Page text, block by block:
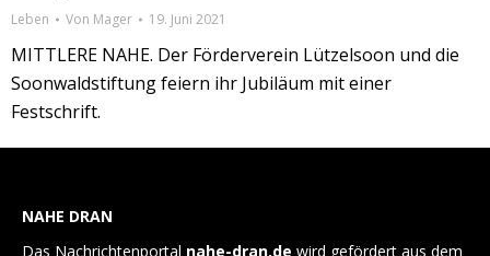
Leben Von Mager 19. Juni 2021
MITTLERE NAHE. Der Förderverein Lützelsoon und die
Soonwaldstiftung feiern ihr Jubiläum mit einer
Festschrift.
NAHE DRAN
Das Nachrichtenportal nahe-dran.de wird gefördert aus dem